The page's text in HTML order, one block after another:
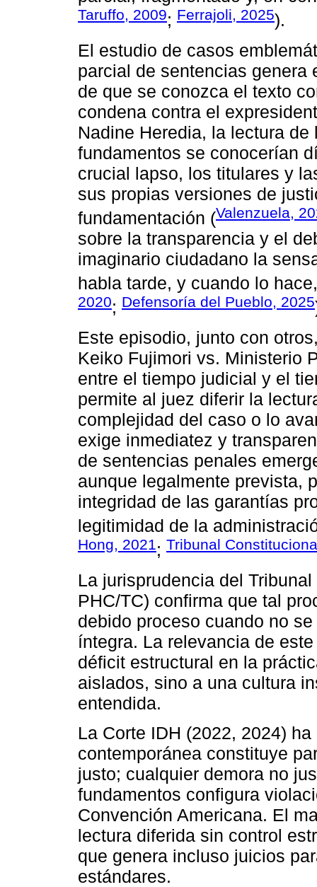
Taruffo, 2009; Ferrajoli, 2025).
El estudio de casos
parcial de sentencias
de que se conozca el texto
condena contra el
Nadine Heredia, la lectura
fundamentos se conocerían
crucial lapso, los titulares y
sus propias versiones de
fundamentación (Valenzuela,
sobre la transparencia y el
imaginario ciudadano la
habla tarde, y cuando lo
2020; Defensoría del Pueblo, 2025
Este episodio, junto con
Keiko Fujimori vs. Ministerio
entre el tiempo judicial y el
permite al juez diferir la
complejidad del caso o lo
exige inmediatez y
de sentencias penales
aunque legalmente prevista,
integridad de las garantías
legitimidad de la
Hong, 2021; Tribunal
La jurisprudencia del
PHC/TC) confirma que tal
debido proceso cuando no
íntegra. La relevancia de
déficit estructural en la
aislados, sino a una cultura
entendida.
La Corte IDH (2022, 2024)
contemporánea constituye
justo; cualquier demora no
fundamentos configura
Convención Americana. El
lectura diferida sin control
que genera incluso juicios
estándares.